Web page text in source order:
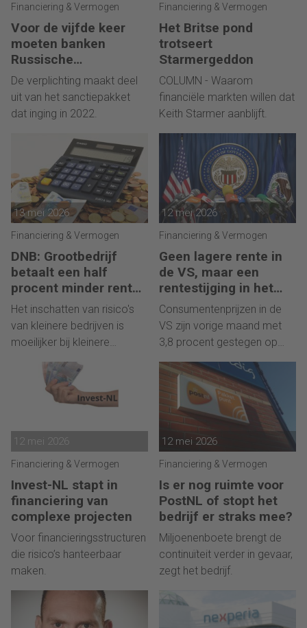
Financiering & Vermogen
Voor de vijfde keer
moeten banken
Russische
bankgegoeden
melden
De verplichting maakt deel
uit van het sanctiepakket
dat inging in 2022.
Financiering & Vermogen
Het Britse pond
trotseert
Starmergeddon
COLUMN - Waarom
financiële markten willen dat
Keith Starmer aanblijft.
13 mei 2026
Financiering & Vermogen
DNB: Grootbedrijf
betaalt een half
procent minder rente
op krediet dan mkb
Het inschatten van risico's
van kleinere bedrijven is
moeilijker bij kleinere
bedrijven.
12 mei 2026
Financiering & Vermogen
Geen lagere rente in
de VS, maar een
rentestijging in het
verschiet
Consumentenprijzen in de
VS zijn vorige maand met
3,8 procent gestegen op
jaarbasis,
12 mei 2026
Financiering & Vermogen
Invest-NL stapt in
financiering van
complexe projecten
Voor financieringsstructuren
die risico’s hanteerbaar
maken.
12 mei 2026
Financiering & Vermogen
Is er nog ruimte voor
PostNL of stopt het
bedrijf er straks mee?
Miljoenenboete brengt de
continuïteit verder in gevaar,
zegt het bedrijf.